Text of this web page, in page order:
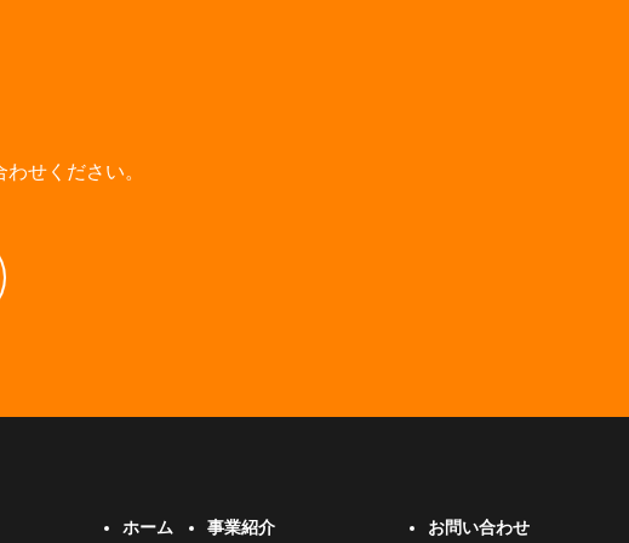
せください。
ホーム 事業紹介 お問い合わせ